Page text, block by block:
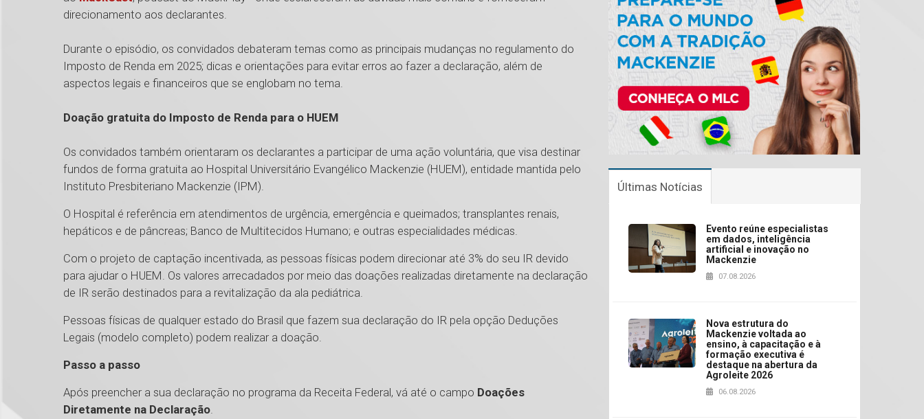
direcionamento aos declarantes.
Durante o episódio, os convidados debateram temas como as principais mudanças no regulamento do
Imposto de Renda em 2025; dicas e orientações para evitar erros ao fazer a declaração, além de
aspectos legais e financeiros que se englobam no tema.
Doação gratuita do Imposto de Renda para o HUEM
Os convidados também orientaram os declarantes a participar de uma ação voluntária, que visa destinar
fundos de forma gratuita ao Hospital Universitário Evangélico Mackenzie (HUEM), entidade mantida pelo
Instituto Presbiteriano Mackenzie (IPM).
O Hospital é referência em atendimentos de urgência, emergência e queimados; transplantes renais,
hepáticos e de pâncreas; Banco de Multitecidos Humano; e outras especialidades médicas.
Com o projeto de captação incentivada, as pessoas físicas podem direcionar até 3% do seu IR devido
para ajudar o HUEM. Os valores arrecadados por meio das doações realizadas diretamente na declaração
de IR serão destinados para a revitalização da ala pediátrica.
Pessoas físicas de qualquer estado do Brasil que fazem sua declaração do IR pela opção Deduções
Legais (modelo completo) podem realizar a doação.
Passo a passo
Após preencher a sua declaração no programa da Receita Federal, vá até o campo Doações
Diretamente na Declaração.
Últimas Notícias
Evento reúne especialistas
em dados, inteligência
artificial e inovação no
Mackenzie
07.08.2026
Nova estrutura do
Mackenzie voltada ao
ensino, à capacitação e à
formação executiva é
destaque na abertura da
Agroleite 2026
06.08.2026